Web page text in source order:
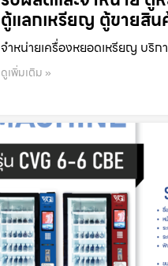
ตู้แลกเหรียญ ตู้ขายสิน
จำหน่ายเครื่องหยอดเหรียญ บริก
ดูเพิ่มเติม »